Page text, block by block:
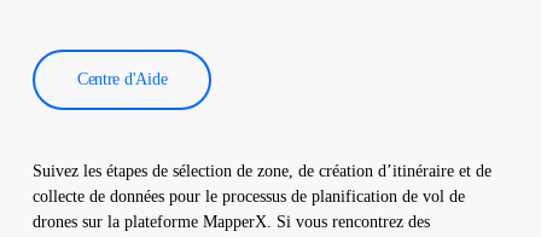
Centre d'Aide
Suivez les étapes de sélection de zone, de création d’itinéraire et de
collecte de données pour le processus de planification de vol de
drones sur la plateforme MapperX. Si vous rencontrez des